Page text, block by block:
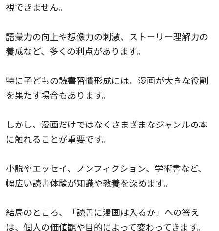
視できません。
語彙力の向上や想像力の刺激、ストーリー理解力の
養成など、多くの利点があります。
特に子どもの読書習慣形成には、漫画が大きな役割
を果たす場合もあります。
しかし、漫画だけではなくさまざまなジャンルの本
に触れることが重要です。
小説やエッセイ、ノンフィクション、学術書など、
幅広い読書体験が知識や教養を深めます。
結局のところ、「読書に漫画は入るか」への答え
は、個人の価値観や目的によって変わってきます。